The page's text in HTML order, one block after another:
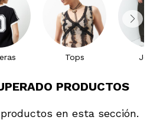
Tops
PRODUCTOS
en esta sección.